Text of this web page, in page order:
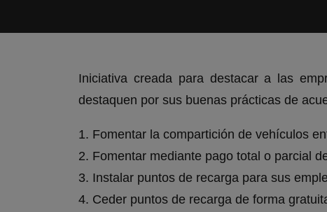
Iniciativa creada para destacar a las
destaquen por sus buenas prácticas de
1. Fomentar la compartición de vehículos
2. Fomentar mediante pago total o parcial
3. Instalar puntos de recarga para sus
4. Ceder puntos de recarga de forma